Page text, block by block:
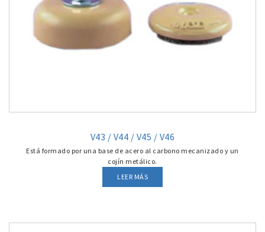
V43 / V44 / V45 / V46
Está formado por una base de acero al carbono mecanizado y un
cojín metálico.
LEER MÁS